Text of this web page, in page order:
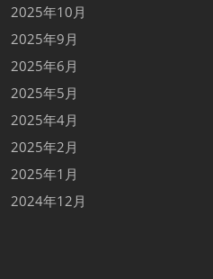
2025年10月
2025年9月
2025年6月
2025年5月
2025年4月
2025年2月
2025年1月
2024年12月